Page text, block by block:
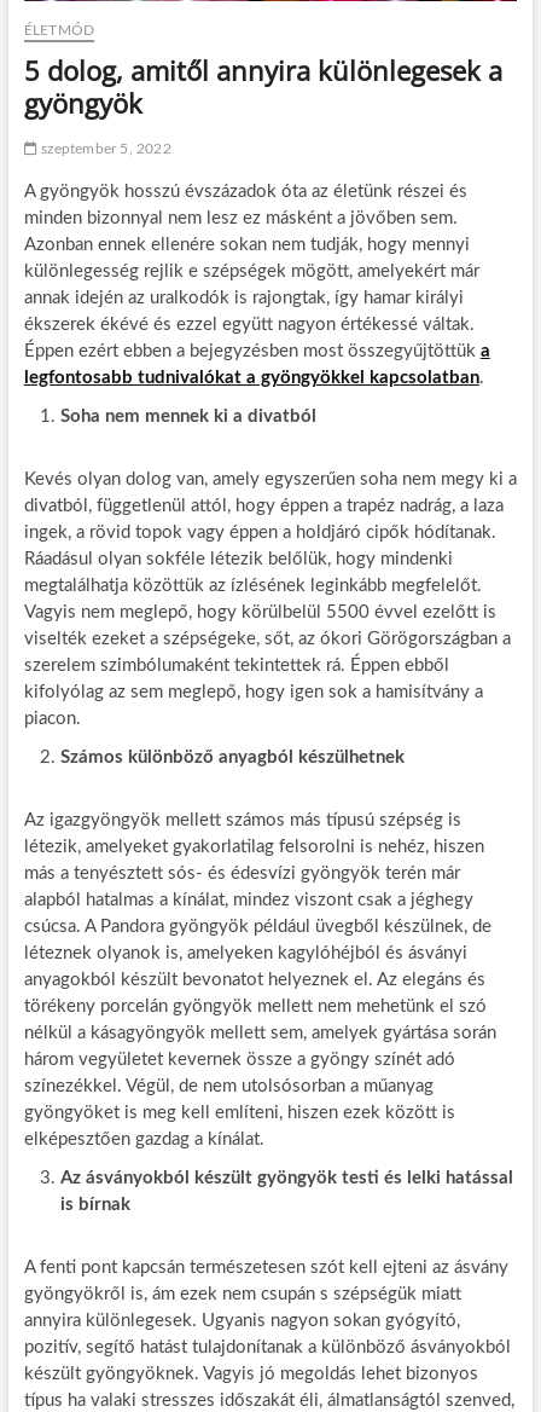
ÉLETMÓD
5 dolog, amitől annyira különlegesek a
gyöngyök
szeptember 5, 2022
A gyöngyök hosszú évszázadok óta az életünk részei és
minden bizonnyal nem lesz ez másként a jövőben sem.
Azonban ennek ellenére sokan nem tudják, hogy mennyi
különlegesség rejlik e szépségek mögött, amelyekért már
annak idején az uralkodók is rajongtak, így hamar királyi
ékszerek ékévé és ezzel együtt nagyon értékessé váltak.
Éppen ezért ebben a bejegyzésben most összegyűjtöttük a
legfontosabb tudnivalókat a gyöngyökkel kapcsolatban.
Soha nem mennek ki a divatból
Kevés olyan dolog van, amely egyszerűen soha nem megy ki a
divatból, függetlenül attól, hogy éppen a trapéz nadrág, a laza
ingek, a rövid topok vagy éppen a holdjáró cipők hódítanak.
Ráadásul olyan sokféle létezik belőlük, hogy mindenki
megtalálhatja közöttük az ízlésének leginkább megfelelőt.
Vagyis nem meglepő, hogy körülbelül 5500 évvel ezelőtt is
viselték ezeket a szépségeke, sőt, az ókori Görögországban a
szerelem szimbólumaként tekintettek rá. Éppen ebből
kifolyólag az sem meglepő, hogy igen sok a hamisítvány a
piacon.
Számos különböző anyagból készülhetnek
Az igazgyöngyök mellett számos más típusú szépség is
létezik, amelyeket gyakorlatilag felsorolni is nehéz, hiszen
más a tenyésztett sós- és édesvízi gyöngyök terén már
alapból hatalmas a kínálat, mindez viszont csak a jéghegy
csúcsa. A Pandora gyöngyök például üvegből készülnek, de
léteznek olyanok is, amelyeken kagylóhéjból és ásványi
anyagokból készült bevonatot helyeznek el. Az elegáns és
törékeny porcelán gyöngyök mellett nem mehetünk el szó
nélkül a kásagyöngyök mellett sem, amelyek gyártása során
három vegyületet kevernek össze a gyöngy színét adó
színezékkel. Végül, de nem utolsósorban a műanyag
gyöngyöket is meg kell említeni, hiszen ezek között is
elképesztően gazdag a kínálat.
Az ásványokból készült gyöngyök testi és lelki hatással
is bírnak
A fenti pont kapcsán természetesen szót kell ejteni az ásvány
gyöngyökről is, ám ezek nem csupán s szépségük miatt
annyira különlegesek. Ugyanis nagyon sokan gyógyító,
pozitív, segítő hatást tulajdonítanak a különböző ásványokból
készült gyöngyöknek. Vagyis jó megoldás lehet bizonyos
típus ha valaki stresszes időszakát éli, álmatlanságtól szenved,